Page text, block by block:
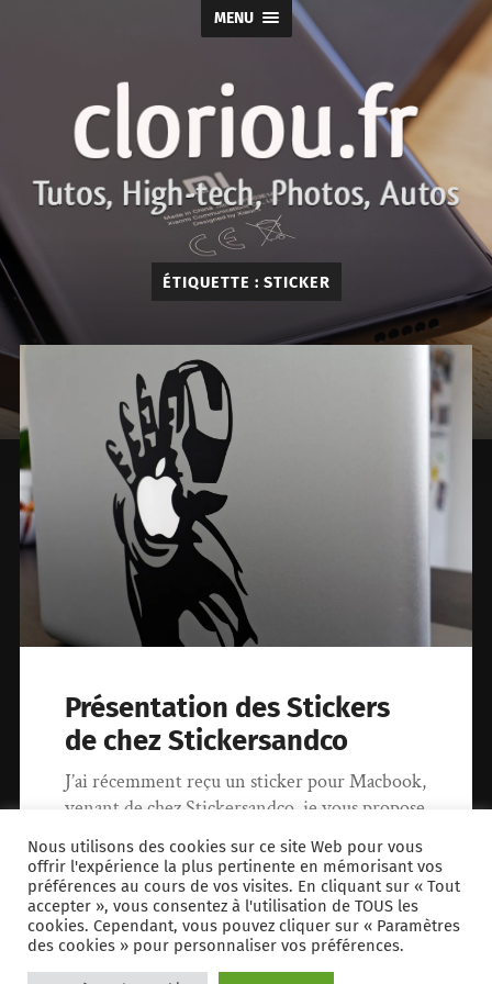
MENU
cloriou.fr
ÉTIQUETTE : STICKER
Présentation des Stickers
de chez Stickersandco
J’ai récemment reçu un sticker pour Macbook,
venant de chez Stickersandco, je vous propose
de voir à quoi cela ressemble…
13 juin 2016 0
Nous utilisons des cookies sur ce site Web pour vous
offrir l'expérience la plus pertinente en mémorisant vos
préférences au cours de vos visites. En cliquant sur « Tout
accepter », vous consentez à l'utilisation de TOUS les
cookies. Cependant, vous pouvez cliquer sur « Paramètres
des cookies » pour personnaliser vos préférences.